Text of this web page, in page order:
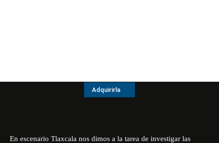
Adquirirla
En escenario Tlaxcala nos dimos a la tarea de investigar las